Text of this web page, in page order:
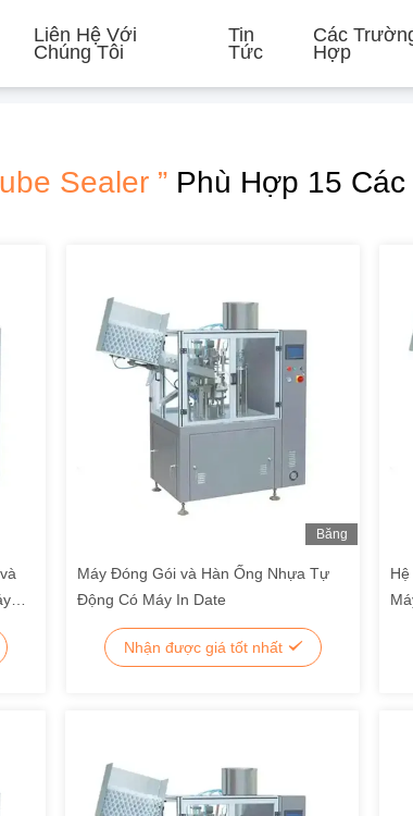
Liên Hệ Với
Chúng Tôi
Tin
Tức
Các
Hợp
Sealer ” Phù Hợp 15
Băng
Máy Đóng Gói và Hàn Ống Nhựa Tự
Động Có Máy In Date
Nhận được giá tốt nhất